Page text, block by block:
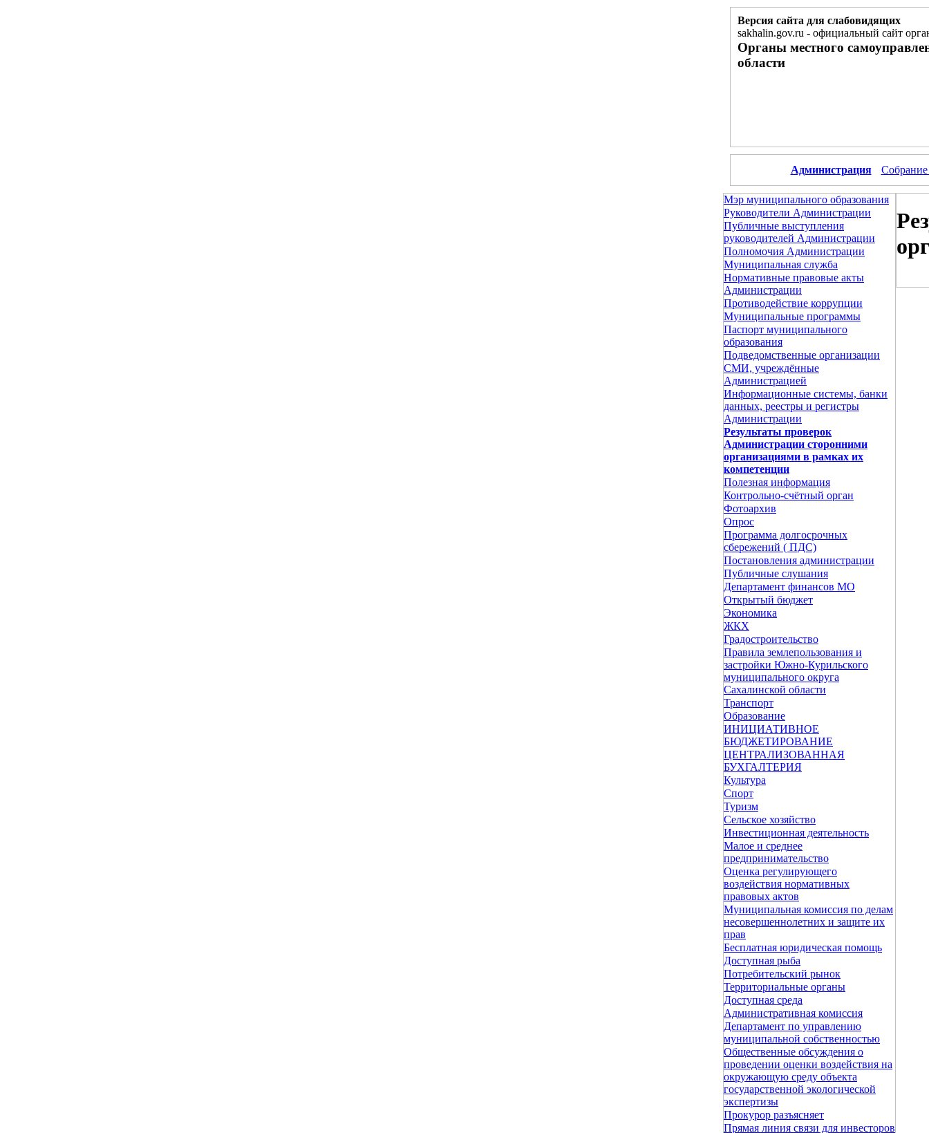
Версия сайта для слабовидящих
sakhalin.gov.ru - официальный сайт
Органы местного
области
Администрация Собрание
Мэр муниципального образования
Руководители Администрации
Публичные выступления
руководителей Администрации
Полномочия Администрации
Муниципальная служба
Нормативные правовые акты
Администрации
Противодействие коррупции
Муниципальные программы
Паспорт муниципального
образования
Подведомственные организации
СМИ, учреждённые
Администрацией
Информационные системы, банки
данных, реестры и регистры
Администрации
Результаты проверок
Администрации сторонними
организациями в рамках их
компетенции
Полезная информация
Контрольно-счётный орган
Фотоархив
Опрос
Программа долгосрочных
сбережений ( ПДС)
Постановления администрации
Публичные слушания
Департамент финансов МО
Открытый бюджет
Экономика
ЖКХ
Градостроительство
Правила землепользования и
застройки Южно-Курильского
муниципального округа
Сахалинской области
Транспорт
Образование
ИНИЦИАТИВНОЕ
БЮДЖЕТИРОВАНИЕ
ЦЕНТРАЛИЗОВАННАЯ
БУХГАЛТЕРИЯ
Культура
Спорт
Туризм
Сельское хозяйство
Инвестиционная деятельность
Малое и среднее
предпринимательство
Оценка регулирующего
воздействия нормативных
правовых актов
Муниципальная комиссия по делам
несовершеннолетних и защите их
прав
Бесплатная юридическая помощь
Доступная рыба
Потребительский рынок
Территориальные органы
Доступная среда
Административная комиссия
Департамент по управлению
муниципальной собственностью
Общественные обсуждения о
проведении оценки воздействия на
окружающую среду объекта
государственной экологической
экспертизы
Прокурор разъясняет
Прямая линия связи для инвесторов